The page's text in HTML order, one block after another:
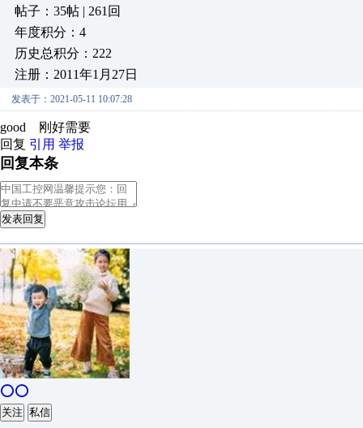
帖子：35帖 | 261回
年度积分：4
历史总积分：222
注册：2011年1月27日
发表于：2021-05-11 10:07:28
good 刚好需要
回复 引用 举报
回复本条
发表回复
⭕⭕
关注 私信